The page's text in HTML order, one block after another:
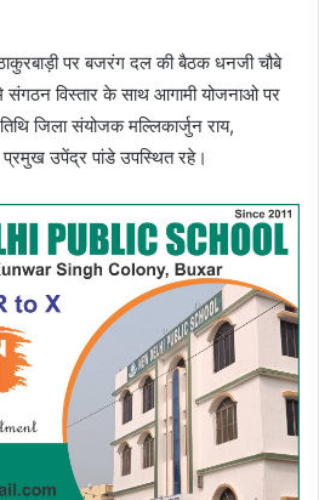
ठाकुरबाड़ी पर बजरंग दल की बैठक धनजी चौबे
संगठन विस्तार के साथ आगामी योजनाओ पर
जिला संयोजक मल्लिकार्जुन राय,
उपेंद्र पांडे उपस्थित रहे।